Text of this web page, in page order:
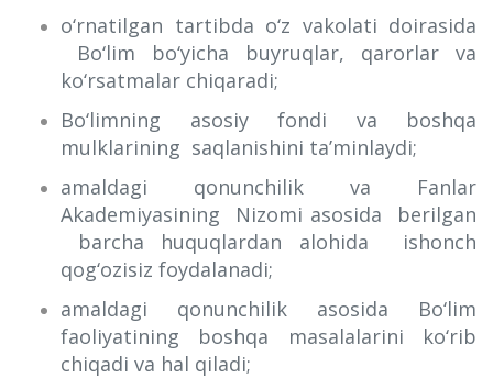
o‘rnatilgan tartibda o‘z vakolati doirasida
Bo‘lim bo‘yicha buyruqlar, qarorlar va
ko‘rsatmalar chiqaradi;
Bo‘limning asosiy fondi va boshqa
mulklarining saqlanishini ta’minlaydi;
amaldagi qonunchilik va Fanlar
Akademiyasining Nizomi asosida berilgan
barcha huquqlardan alohida ishonch
qog‘ozisiz foydalanadi;
amaldagi qonunchilik asosida Bo‘lim
faoliyatining boshqa masalalarini ko‘rib
chiqadi va hal qiladi;